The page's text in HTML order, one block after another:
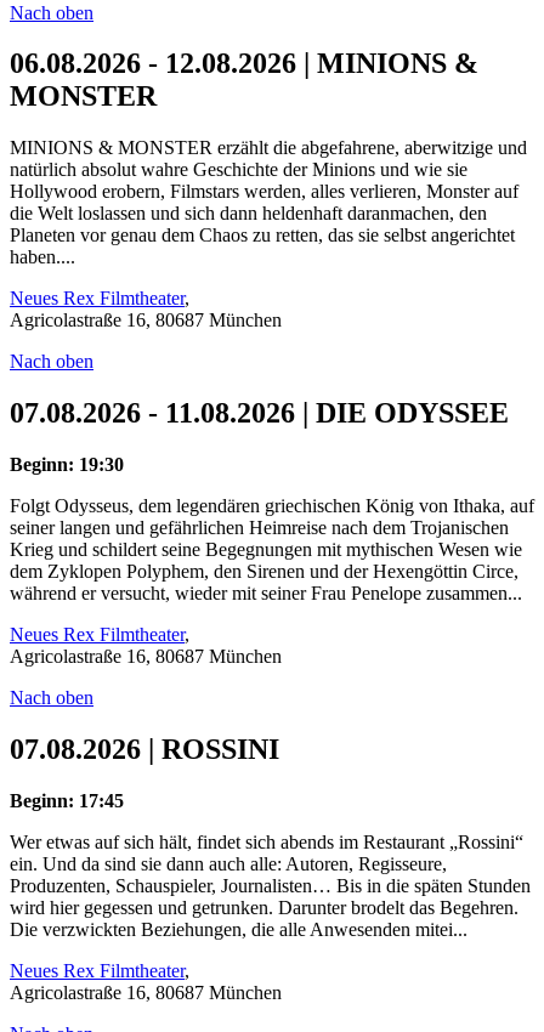
Nach oben
06.08.2026 - 12.08.2026 | MINIONS &
MONSTER
MINIONS & MONSTER erzählt die abgefahrene, aberwitzige und
natürlich absolut wahre Geschichte der Minions und wie sie
Hollywood erobern, Filmstars werden, alles verlieren, Monster auf
die Welt loslassen und sich dann heldenhaft daranmachen, den
Planeten vor genau dem Chaos zu retten, das sie selbst angerichtet
haben....
Neues Rex Filmtheater,
Agricolastraße 16, 80687 München
Nach oben
07.08.2026 - 11.08.2026 | DIE ODYSSEE
Beginn: 19:30
Folgt Odysseus, dem legendären griechischen König von Ithaka, auf
seiner langen und gefährlichen Heimreise nach dem Trojanischen
Krieg und schildert seine Begegnungen mit mythischen Wesen wie
dem Zyklopen Polyphem, den Sirenen und der Hexengöttin Circe,
während er versucht, wieder mit seiner Frau Penelope zusammen...
Neues Rex Filmtheater,
Agricolastraße 16, 80687 München
Nach oben
07.08.2026 | ROSSINI
Beginn: 17:45
Wer etwas auf sich hält, findet sich abends im Restaurant „Rossini“
ein. Und da sind sie dann auch alle: Autoren, Regisseure,
Produzenten, Schauspieler, Journalisten… Bis in die späten Stunden
wird hier gegessen und getrunken. Darunter brodelt das Begehren.
Die verzwickten Beziehungen, die alle Anwesenden mitei...
Neues Rex Filmtheater,
Agricolastraße 16, 80687 München